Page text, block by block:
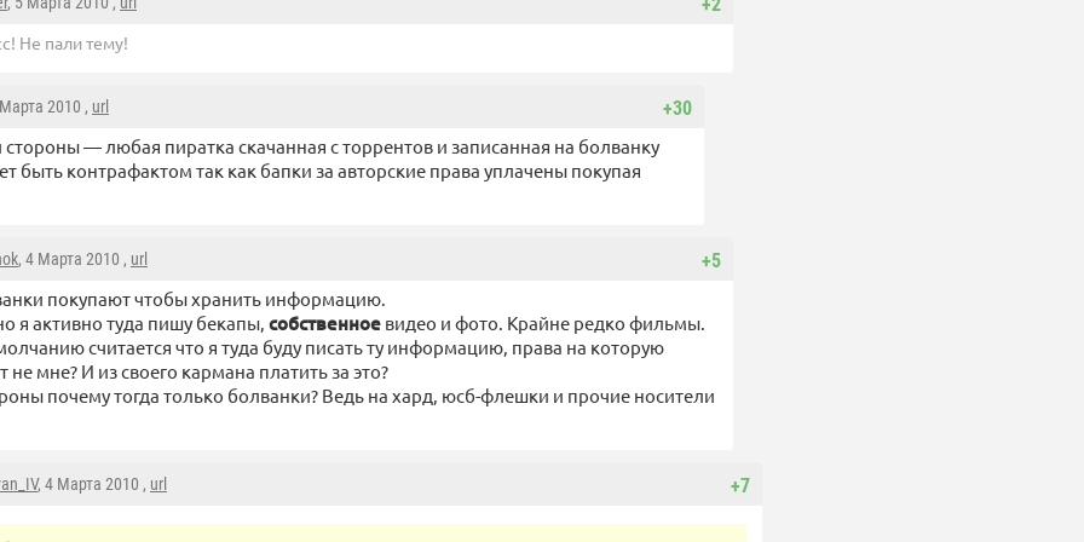
Не пали тему!
+30
2010 , url
стороны — любая пиратка скачанная с торрентов и записанная на болванку
быть контрафактом так как бапки за авторские права уплачены покупая
+5
, 4 Марта 2010 , url
покупают чтобы хранить информацию.
я активно туда пишу бекапы, собственное видео и фото. Крайне редко фильмы.
считается что я туда буду писать ту информацию, права на которую
мне? И из своего кармана платить за это?
почему тогда только болванки? Ведь на хард, юсб-флешки и прочие носители
+7
, 4 Марта 2010 , url